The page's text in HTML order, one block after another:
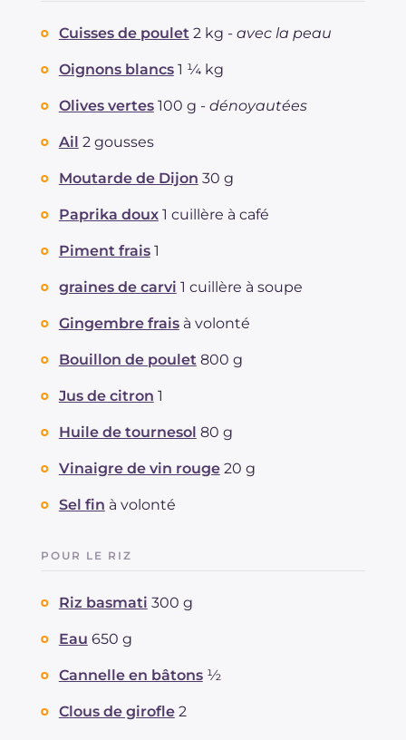
Cuisses de poulet 2 kg - avec la peau
Oignons blancs 1 ¼ kg
Olives vertes 100 g - dénoyautées
Ail 2 gousses
Moutarde de Dijon 30 g
Paprika doux 1 cuillère à café
Piment frais 1
graines de carvi 1 cuillère à soupe
Gingembre frais à volonté
Bouillon de poulet 800 g
Jus de citron 1
Huile de tournesol 80 g
Vinaigre de vin rouge 20 g
Sel fin à volonté
POUR LE RIZ
Riz basmati 300 g
Eau 650 g
Cannelle en bâtons ½
Clous de girofle 2